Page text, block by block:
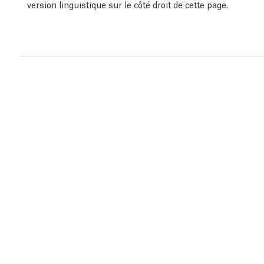
version linguistique sur le côté droit de cette page.